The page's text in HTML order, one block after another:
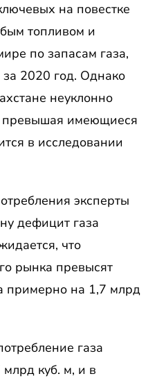
на повестке
топливом и
по запасам газа,
2020 год. Однако
неуклонно
превышая имеющиеся
в исследовании
эксперты
дефицит газа
что
рынка превысят
примерно на 1,7 млрд
газа
куб. м, и в